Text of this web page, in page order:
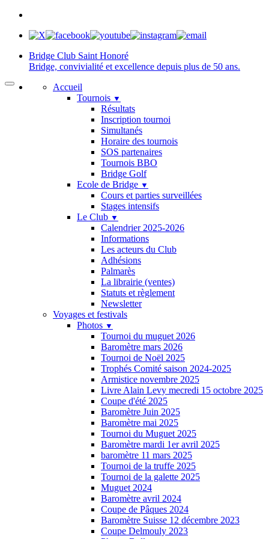
Bridge Club Saint Honoré
Bridge, convivialité et excellence depuis plus de 50 ans.
Accueil
Tournois ▼
Résultats
Inscription tournoi
Simultanés
Horaire des tournois
SOS partenaires
Tournois BBO
Bridge Golf
Ecole de Bridge ▼
Cours et parties surveillées
Stages intensifs
Le Club ▼
Calendrier 2025-2026
Informations
Les acteurs du Club
Adhésions
Palmarès
La librairie (ventes)
Statuts et règlement
Newsletter
Voyages et festivals
Photos ▼
Tournoi du muguet 2026
Baromètre mars 2026
Tournoi de Noël 2025
Trophés Comité saison 2024-2025
Armistice novembre 2025
Livre Alain Levy mecredi 15 octobre 2025
Coupe d'été 2025
Baromètre Juin 2025
Baromètre mai 2025
Tournoi du Muguet 2025
Baromètre mardi 1er avril 2025
baromètre 11 mars 2025
Tournoi de la truffe 2025
Tournoi de la galette 2025
Muguet 2024
Baromètre avril 2024
Coupe de Pâques 2024
Baromètre Suisse 12 décembre 2023
Coupe Delmouly 2023